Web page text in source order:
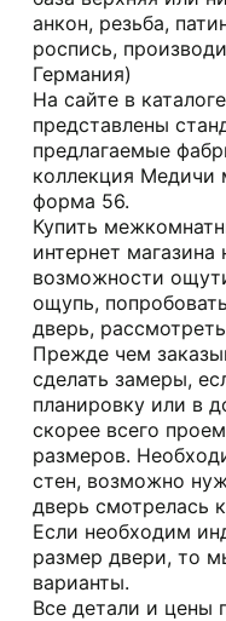
анкон, резьба,
роспись,
Германия)
На сайте в
представлены
предлагаемые
коллекция Медичи
форма 56.
Купить
интернет магазина
возможности
ощупь,
дверь,
Прежде чем
сделать замеры,
планировку или в
скорее всего
размеров.
стен, возможно
дверь смотрелась
Если необходим
размер двери, то
варианты.
Все детали и цены